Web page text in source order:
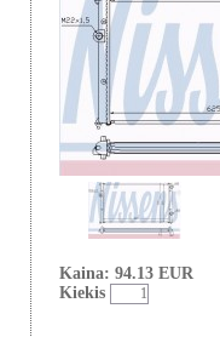
Kaina: 94.13 EUR
Kiekis